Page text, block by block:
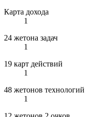
Карта дохода
1
24 жетона задач
1
19 карт действий
1
48 жетонов технологий
1